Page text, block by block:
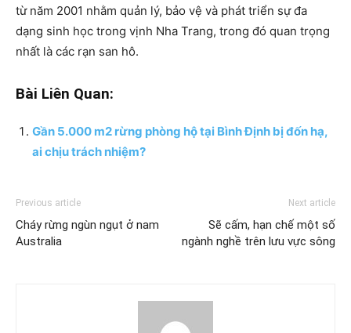
từ năm 2001 nhằm quản lý, bảo vệ và phát triển sự đa
dạng sinh học trong vịnh Nha Trang, trong đó quan trọng
nhất là các rạn san hô.
Bài Liên Quan:
Gần 5.000 m2 rừng phòng hộ tại Bình Định bị đốn hạ,
ai chịu trách nhiệm?
Previous article
Cháy rừng ngùn ngụt ở nam
Australia
Next article
Sẽ cấm, hạn chế một số
ngành nghề trên lưu vực sông